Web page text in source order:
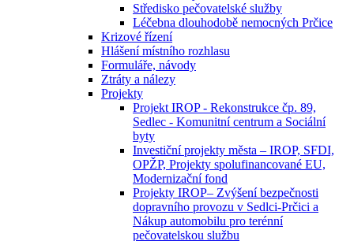
Středisko pečovatelské služby
Léčebna dlouhodobě nemocných Prčice
Krizové řízení
Hlášení místního rozhlasu
Formuláře, návody
Ztráty a nálezy
Projekty
Projekt IROP - Rekonstrukce čp. 89,
Sedlec - Komunitní centrum a Sociální
byty
Investiční projekty města – IROP, SFDI,
OPŽP, Projekty spolufinancované EU,
Modernizační fond
Projekty IROP– Zvýšení bezpečnosti
dopravního provozu v Sedlci-Prčici a
Nákup automobilu pro terénní
pečovatelskou službu